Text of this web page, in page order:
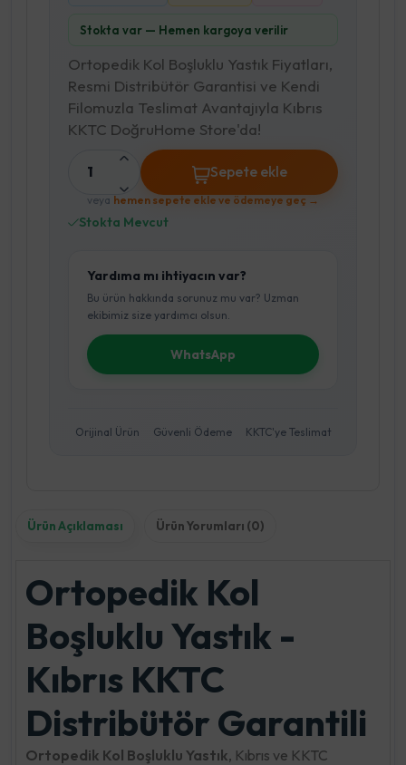
Stokta var — Hemen kargoya verilir
Ortopedik Kol Boşluklu Yastık Fiyatları,
Resmi Distribütör Garantisi ve Kendi
Filomuzla Teslimat Avantajıyla Kıbrıs
KKTC DoğruHome Store'da!
1 Sepete ekle
veya hemen sepete ekle ve ödemeye geç →
Stokta Mevcut
Yardıma mı ihtiyacın var?
Bu ürün hakkında sorunuz mu var? Uzman
ekibimiz size yardımcı olsun.
WhatsApp
Orijinal Ürün Güvenli Ödeme KKTC'ye Teslimat
Ürün Açıklaması Ürün Yorumları (0)
Ortopedik Kol
Boşluklu Yastık -
Kıbrıs KKTC
Distribütör Garantili
Ortopedik Kol Boşluklu Yastık, Kıbrıs ve KKTC